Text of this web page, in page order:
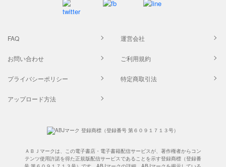
FAQ 運営会社
お問い合わせ ご利用規約
プライバシーポリシー 特定商取引法
アップロード方法
ＡＢＪマークは、この電子書店・電子書籍配信サービスが、著作権者からコン
テンツ使用許諾を得た正規版配信サービスであることを示す登録商標（登録番